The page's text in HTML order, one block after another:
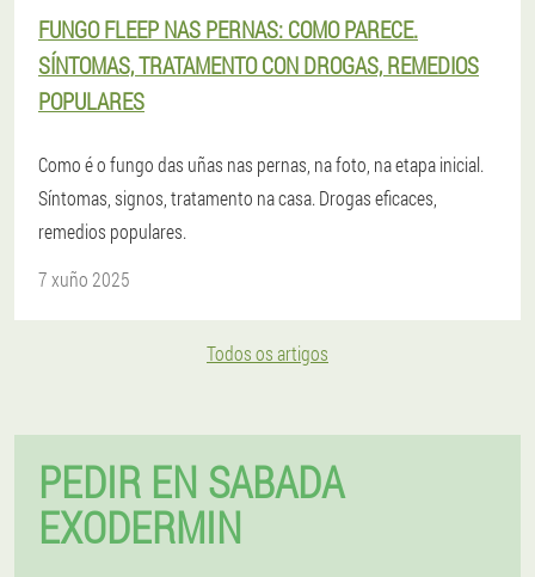
FUNGO FLEEP NAS PERNAS: COMO PARECE.
SÍNTOMAS, TRATAMENTO CON DROGAS, REMEDIOS
POPULARES
Como é o fungo das uñas nas pernas, na foto, na etapa inicial.
Síntomas, signos, tratamento na casa. Drogas eficaces,
remedios populares.
7 xuño 2025
Todos os artigos
PEDIR EN SABADA
EXODERMIN